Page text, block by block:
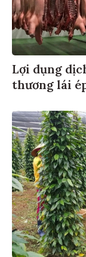
Lợi dụng
thương lái